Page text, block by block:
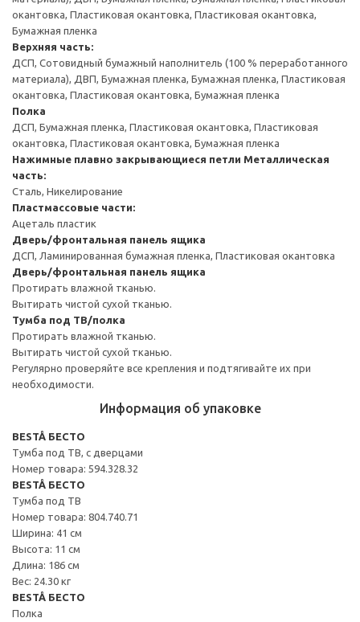
окантовка, Пластиковая окантовка, Пластиковая окантовка,
Бумажная пленка
Верхняя часть:
ДСП, Сотовидный бумажный наполнитель (100 % переработанного
материала), ДВП, Бумажная пленка, Бумажная пленка, Пластиковая
окантовка, Пластиковая окантовка, Бумажная пленка
Полка
ДСП, Бумажная пленка, Пластиковая окантовка, Пластиковая
окантовка, Пластиковая окантовка, Бумажная пленка
Нажимные плавно закрывающиеся петли Металлическая
часть:
Сталь, Никелирование
Пластмассовые части:
Ацеталь пластик
Дверь/фронтальная панель ящика
ДСП, Ламинированная бумажная пленка, Пластиковая окантовка
Дверь/фронтальная панель ящика
Протирать влажной тканью.
Вытирать чистой сухой тканью.
Тумба под ТВ/полка
Протирать влажной тканью.
Вытирать чистой сухой тканью.
Регулярно проверяйте все крепления и подтягивайте их при
необходимости.
Информация об упаковке
BESTÅ БЕСТО
Тумба под ТВ, с дверцами
Номер товара: 594.328.32
BESTÅ БЕСТО
Тумба под ТВ
Номер товара: 804.740.71
Ширина: 41 см
Высота: 11 см
Длина: 186 см
Вес: 24.30 кг
BESTÅ БЕСТО
Полка